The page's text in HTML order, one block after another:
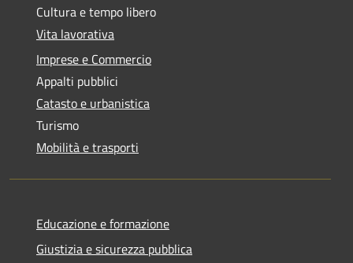
Cultura e tempo libero
Vita lavorativa
Imprese e Commercio
Appalti pubblici
Catasto e urbanistica
Turismo
Mobilità e trasporti
Educazione e formazione
Giustizia e sicurezza pubblica